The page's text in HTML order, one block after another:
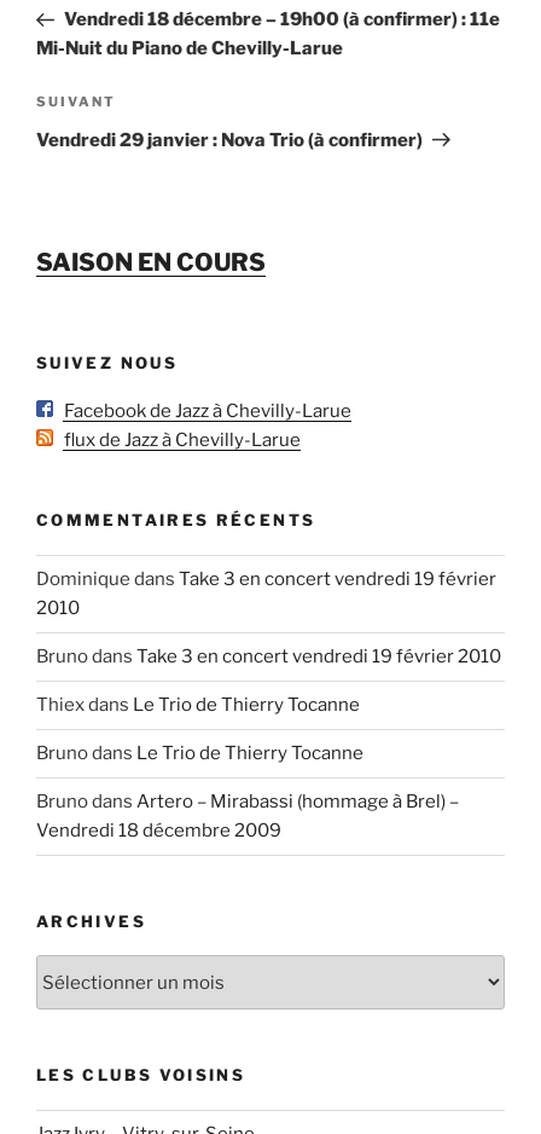
l’article
précédent
Vendredi 18 décembre – 19h00 (à confirmer) : 11e
Mi-Nuit du Piano de Chevilly-Larue
Article
suivant
SUIVANT
Vendredi 29 janvier : Nova Trio (à confirmer)
SAISON EN COURS
SUIVEZ NOUS
Facebook de Jazz à Chevilly-Larue
flux de Jazz à Chevilly-Larue
COMMENTAIRES RÉCENTS
Dominique dans Take 3 en concert vendredi 19 février
2010
Brunodans Take 3 en concert vendredi 19 février 2010
Thiexdans Le Trio de Thierry Tocanne
Brunodans Le Trio de Thierry Tocanne
Brunodans Artero – Mirabassi (hommage à Brel) –
Vendredi 18 décembre 2009
ARCHIVES
LES CLUBS VOISINS